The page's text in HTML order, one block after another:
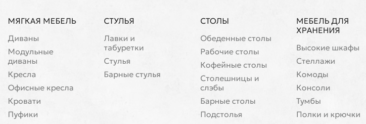
МЯГКАЯ МЕБЕЛЬ
Диваны
Модульные
диваны
Кресла
Офисные кресла
Кровати
Пуфики
СТУЛЬЯ
Лавки и
табуретки
Стулья
Барные стулья
СТОЛЫ
Обеденные столы
Рабочие столы
Кофейные столы
Cтолешницы и
слэбы
Барные столы
Подстолья
МЕБЕЛЬ ДЛЯ
ХРАНЕНИЯ
Высокие шкафы
Стеллажи
Комоды
Консоли
Тумбы
Полки и крючки